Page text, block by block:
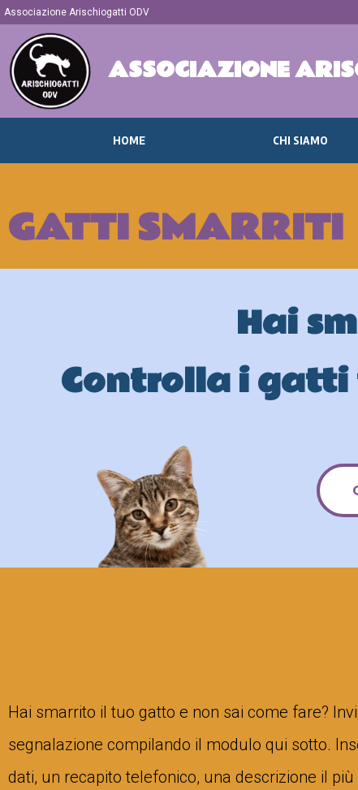
Associazione Arischiogatti ODV
ASSOCIAZIONE
HOME CHI SIAMO
GATTI SMARRITI
Hai
Controlla i gatti
Hai smarrito il tuo gatto e non sai come fare?
segnalazione compilando il modulo qui sotto.
dati, un recapito telefonico, una descrizione il